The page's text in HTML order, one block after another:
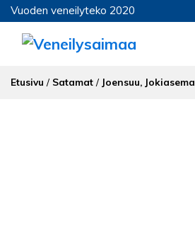
Vuoden veneilyteko 2020
Etusivu / Satamat / Joensuu, Jokiasema